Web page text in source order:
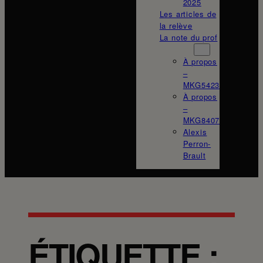
Les articles de
la relève
La note du prof
À propos
–
MKG5423
À propos
–
MKG8407
Alexis
Perron-
Brault